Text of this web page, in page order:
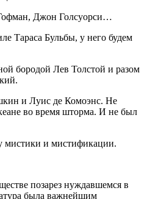
Джон Голсуорси…
Тараса Бульбы, у него будем
бородой Лев Толстой и разом
и Луис де Комоэнс. Не
во время шторма. И не был
мистики и мистификации.
позарез нуждавшемся в
была важнейшим